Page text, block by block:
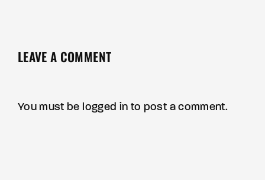
LEAVE A COMMENT
You must be logged in to post a comment.